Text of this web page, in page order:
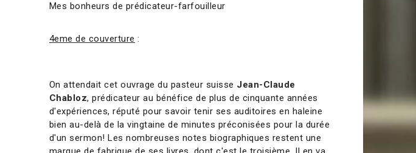
Mes bonheurs de prédicateur-farfouilleur
4eme de couverture :
On attendait cet ouvrage du pasteur suisse Jean-Claude
Chabloz, prédicateur au bénéfice de plus de cinquante années
d'expériences, réputé pour savoir tenir ses auditoires en haleine
bien au-delà de la vingtaine de minutes préconisées pour la durée
d'un sermon! Les nombreuses notes biographiques restent une